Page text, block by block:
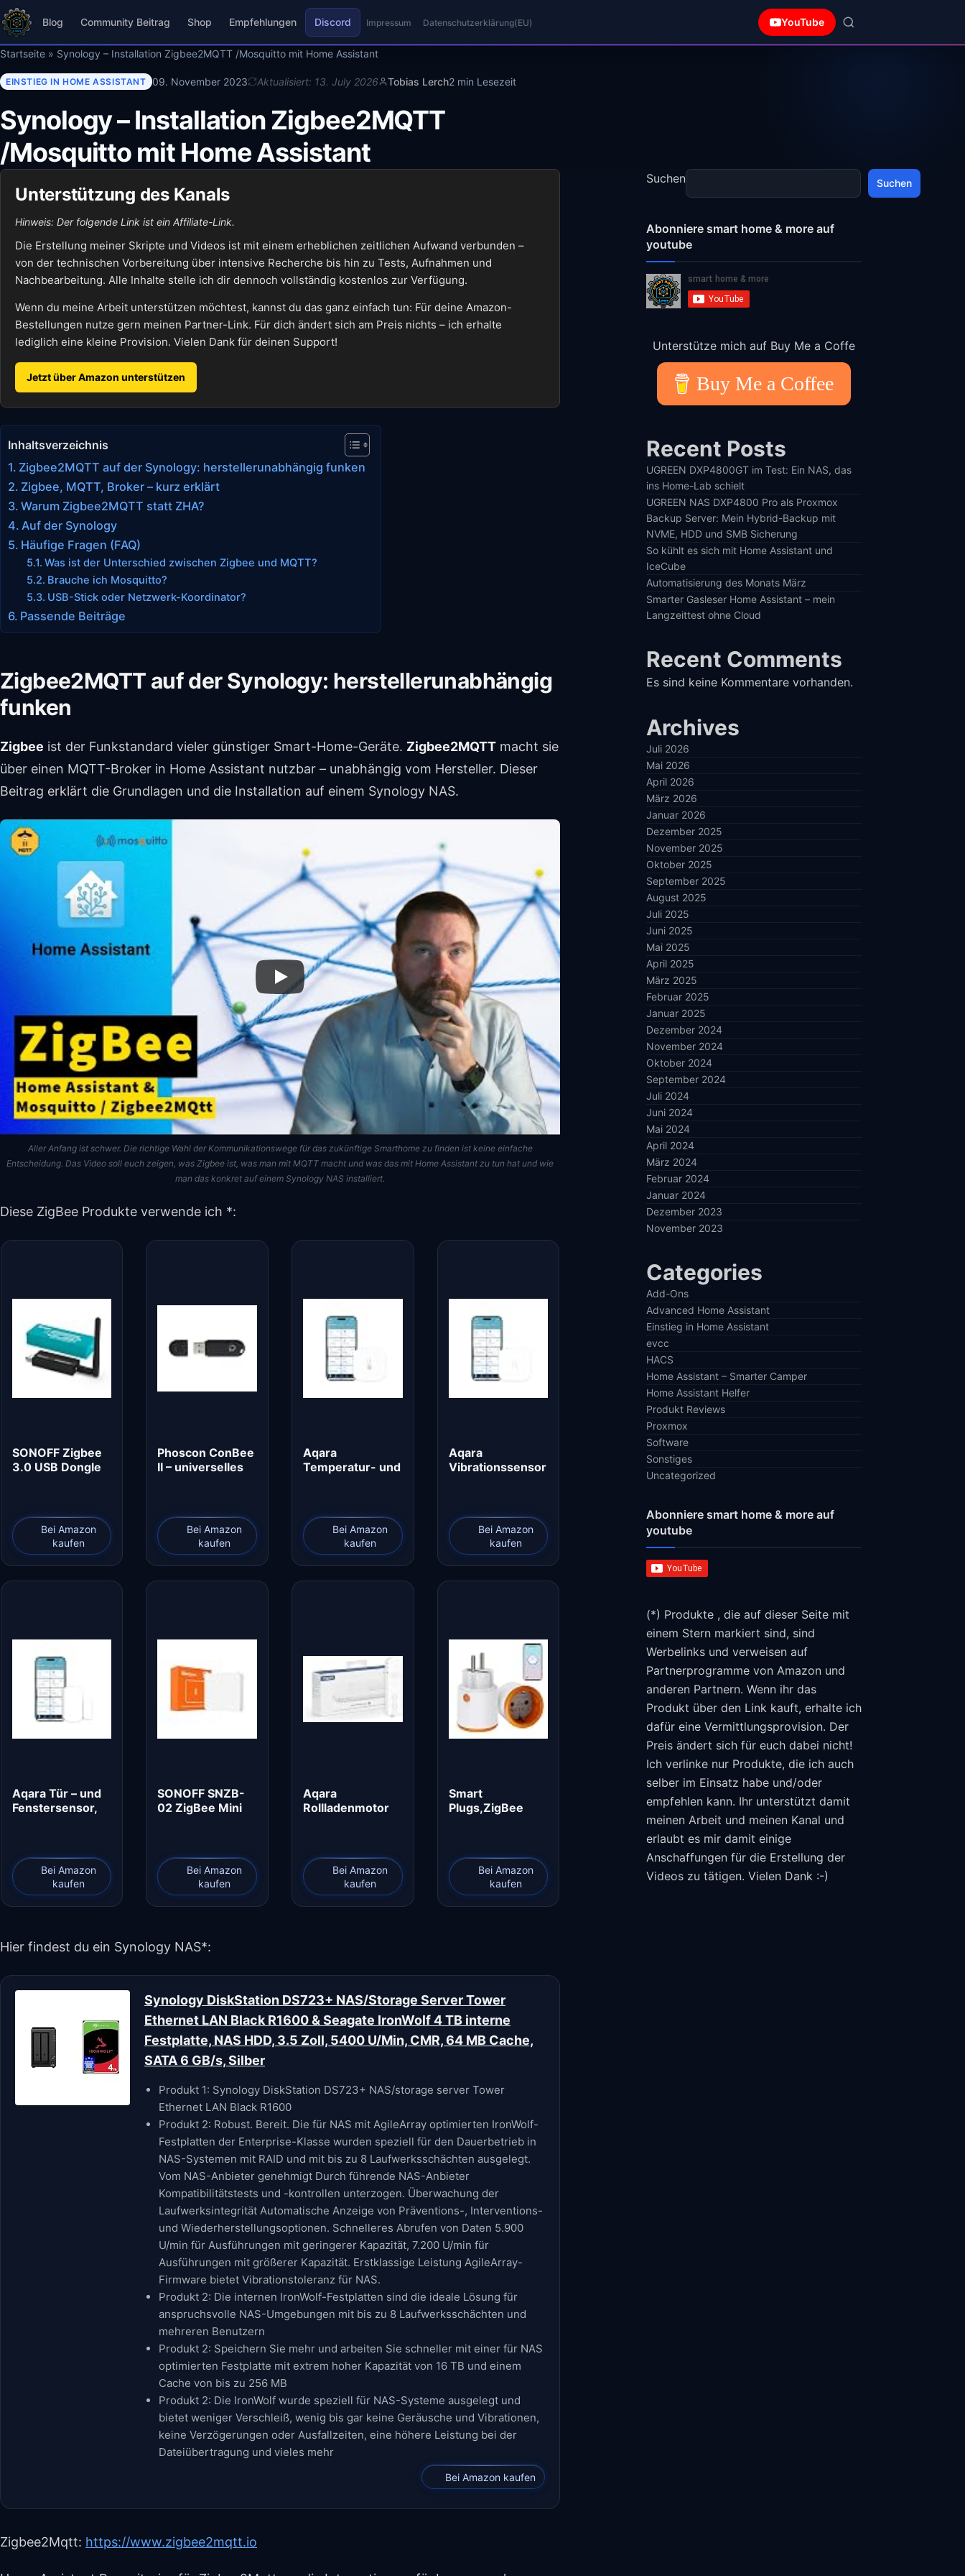
Blog Community Beitrag Shop Empfehlungen Discord Impressum Datenschutzerklärung(EU) YouTube
Startseite » Synology – Installation Zigbee2MQTT /Mosquitto mit Home Assistant
EINSTIEG IN HOME ASSISTANT 09. November 2023 Aktualisiert: 13. July 2026 Tobias Lerch2 min Lesezeit
Synology – Installation Zigbee2MQTT
/Mosquitto mit Home Assistant
Unterstützung des Kanals
Hinweis: Der folgende Link ist ein Affiliate-Link.
Die Erstellung meiner Skripte und Videos ist mit einem erheblichen zeitlichen Aufwand verbunden –
von der technischen Vorbereitung über intensive Recherche bis hin zu Tests, Aufnahmen und
Nachbearbeitung. Alle Inhalte stelle ich dir dennoch vollständig kostenlos zur Verfügung.
Wenn du meine Arbeit unterstützen möchtest, kannst du das ganz einfach tun: Für deine Amazon-
Bestellungen nutze gern meinen Partner-Link. Für dich ändert sich am Preis nichts – ich erhalte
lediglich eine kleine Provision. Vielen Dank für deinen Support!
Jetzt über Amazon unterstützen
Inhaltsverzeichnis
Zigbee2MQTT auf der Synology: herstellerunabhängig funken
Zigbee, MQTT, Broker – kurz erklärt
Warum Zigbee2MQTT statt ZHA?
Auf der Synology
Häufige Fragen (FAQ)
Was ist der Unterschied zwischen Zigbee und MQTT?
Brauche ich Mosquitto?
USB-Stick oder Netzwerk-Koordinator?
Passende Beiträge
Zigbee2MQTT auf der Synology: herstellerunabhängig
funken
Zigbee ist der Funkstandard vieler günstiger Smart-Home-Geräte. Zigbee2MQTT macht sie
über einen MQTT-Broker in Home Assistant nutzbar – unabhängig vom Hersteller. Dieser
Beitrag erklärt die Grundlagen und die Installation auf einem Synology NAS.
Aller Anfang ist schwer. Die richtige Wahl der Kommunikationswege für das zukünftige Smarthome zu finden ist keine einfache
Entscheidung. Das Video soll euch zeigen, was Zigbee ist, was man mit MQTT macht und was das mit Home Assistant zu tun hat und wie
man das konkret auf einem Synology NAS installiert.
Diese ZigBee Produkte verwende ich *:
SONOFF Zigbee
3.0 USB Dongle
Bei Amazon
kaufen
Phoscon ConBee
II – universelles
Bei Amazon
kaufen
Aqara
Temperatur- und
Bei Amazon
kaufen
Aqara
Vibrationssensor
Bei Amazon
kaufen
Aqara Tür – und
Fenstersensor,
Bei Amazon
kaufen
SONOFF SNZB-
02 ZigBee Mini
Bei Amazon
kaufen
Aqara
Rollladenmotor
Bei Amazon
kaufen
Smart
Plugs,ZigBee
Bei Amazon
kaufen
Hier findest du ein Synology NAS*:
Synology DiskStation DS723+ NAS/Storage Server Tower
Ethernet LAN Black R1600 & Seagate IronWolf 4 TB interne
Festplatte, NAS HDD, 3.5 Zoll, 5400 U/Min, CMR, 64 MB Cache,
SATA 6 GB/s, Silber
Produkt 1: Synology DiskStation DS723+ NAS/storage server Tower
Ethernet LAN Black R1600
Produkt 2: Robust. Bereit. Die für NAS mit AgileArray optimierten IronWolf-
Festplatten der Enterprise-Klasse wurden speziell für den Dauerbetrieb in
NAS-Systemen mit RAID und mit bis zu 8 Laufwerksschächten ausgelegt.
Vom NAS-Anbieter genehmigt Durch führende NAS-Anbieter
Kompatibilitätstests und -kontrollen unterzogen. Überwachung der
Laufwerksintegrität Automatische Anzeige von Präventions-, Interventions-
und Wiederherstellungsoptionen. Schnelleres Abrufen von Daten 5.900
U/min für Ausführungen mit geringerer Kapazität, 7.200 U/min für
Ausführungen mit größerer Kapazität. Erstklassige Leistung AgileArray-
Firmware bietet Vibrationstoleranz für NAS.
Produkt 2: Die internen IronWolf-Festplatten sind die ideale Lösung für
anspruchsvolle NAS-Umgebungen mit bis zu 8 Laufwerksschächten und
mehreren Benutzern
Produkt 2: Speichern Sie mehr und arbeiten Sie schneller mit einer für NAS
optimierten Festplatte mit extrem hoher Kapazität von 16 TB und einem
Cache von bis zu 256 MB
Produkt 2: Die IronWolf wurde speziell für NAS-Systeme ausgelegt und
bietet weniger Verschleiß, wenig bis gar keine Geräusche und Vibrationen,
keine Verzögerungen oder Ausfallzeiten, eine höhere Leistung bei der
Dateiübertragung und vieles mehr
Bei Amazon kaufen
Zigbee2Mqtt: https://www.zigbee2mqtt.io
Suchen Suchen
Abonniere smart home & more auf
youtube
Unterstütze mich auf Buy Me a Coffe
Buy Me a Coffee
Recent Posts
UGREEN DXP4800GT im Test: Ein NAS, das
ins Home-Lab schielt
UGREEN NAS DXP4800 Pro als Proxmox
Backup Server: Mein Hybrid-Backup mit
NVME, HDD und SMB Sicherung
So kühlt es sich mit Home Assistant und
IceCube
Automatisierung des Monats März
Smarter Gasleser Home Assistant – mein
Langzeittest ohne Cloud
Recent Comments
Es sind keine Kommentare vorhanden.
Archives
Juli 2026
Mai 2026
April 2026
März 2026
Januar 2026
Dezember 2025
November 2025
Oktober 2025
September 2025
August 2025
Juli 2025
Juni 2025
Mai 2025
April 2025
März 2025
Februar 2025
Januar 2025
Dezember 2024
November 2024
Oktober 2024
September 2024
Juli 2024
Juni 2024
Mai 2024
April 2024
März 2024
Februar 2024
Januar 2024
Dezember 2023
November 2023
Categories
Add-Ons
Advanced Home Assistant
Einstieg in Home Assistant
evcc
HACS
Home Assistant – Smarter Camper
Home Assistant Helfer
Produkt Reviews
Proxmox
Software
Sonstiges
Uncategorized
Abonniere smart home & more auf
youtube
(*) Produkte , die auf dieser Seite mit
einem Stern markiert sind, sind
Werbelinks und verweisen auf
Partnerprogramme von Amazon und
anderen Partnern. Wenn ihr das
Produkt über den Link kauft, erhalte ich
dafür eine Vermittlungsprovision. Der
Preis ändert sich für euch dabei nicht!
Ich verlinke nur Produkte, die ich auch
selber im Einsatz habe und/oder
empfehlen kann. Ihr unterstützt damit
meinen Arbeit und meinen Kanal und
erlaubt es mir damit einige
Anschaffungen für die Erstellung der
Videos zu tätigen. Vielen Dank :-)